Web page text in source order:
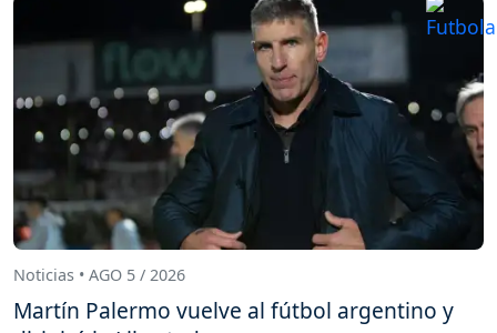
Noticias • AGO 5 / 2026
Martín Palermo vuelve al fútbol argentino y